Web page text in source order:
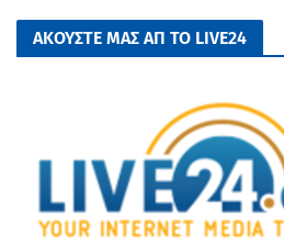
ΑΚΟΥΣΤΕ ΜΑΣ ΑΠ ΤΟ LIVE24